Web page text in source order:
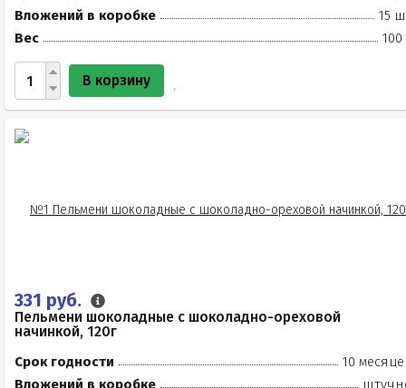
Вложений в коробке
15
Вес
100
В корзину
331 руб.
Пельмени шоколадные с шоколадно-ореховой
начинкой, 120г
Срок годности
10
Вложений в коробке